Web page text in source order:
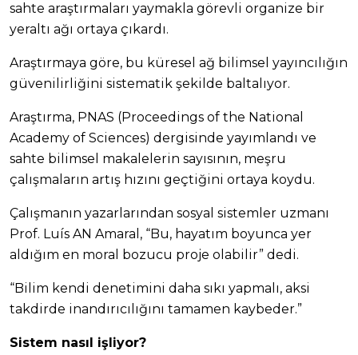
sahte araştırmaları yaymakla görevli organize bir
yeraltı ağı ortaya çıkardı.
Araştırmaya göre, bu küresel ağ bilimsel yayıncılığın
güvenilirliğini sistematik şekilde baltalıyor.
Araştırma, PNAS (Proceedings of the National
Academy of Sciences) dergisinde yayımlandı ve
sahte bilimsel makalelerin sayısının, meşru
çalışmaların artış hızını geçtiğini ortaya koydu.
Çalışmanın yazarlarından sosyal sistemler uzmanı
Prof. Luís AN Amaral, “Bu, hayatım boyunca yer
aldığım en moral bozucu proje olabilir” dedi.
“Bilim kendi denetimini daha sıkı yapmalı, aksi
takdirde inandırıcılığını tamamen kaybeder.”
Sistem nasıl işliyor?